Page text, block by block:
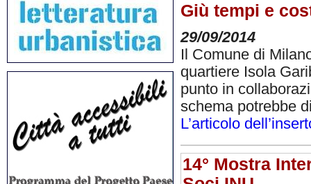
Giù tempi e
29/09/2014
Il Comune di
quartiere Isola
punto in
schema potrebbe
L’articolo
14° Mostra